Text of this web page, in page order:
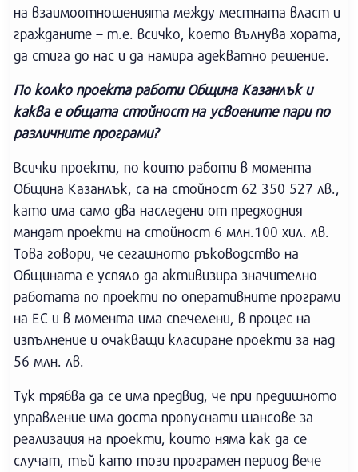
на взаимоотношенията между местната власт и
гражданите – т.е. всичко, което вълнува хората,
да стига до нас и да намира адекватно решение.
По колко проекта работи Община Казанлък и
каква е общата стойност на усвоените пари по
различните програми?
Всички проекти, по които работи в момента
Община Казанлък, са на стойност 62 350 527 лв.,
като има само два наследени от предходния
мандат проекти на стойност 6 млн.100 хил. лв.
Това говори, че сегашното ръководство на
Общината е успяло да активизира значително
работата по проекти по оперативните програми
на ЕС и в момента има спечелени, в процес на
изпълнение и очакващи класиране проекти за над
56 млн. лв.
Тук трябва да се има предвид, че при предишното
управление има доста пропуснати шансове за
реализация на проекти, които няма как да се
случат, тъй като този програмен период вече